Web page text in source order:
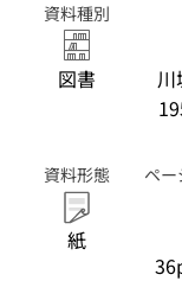
資料種別
図書
川
資料形態
紙
ペー